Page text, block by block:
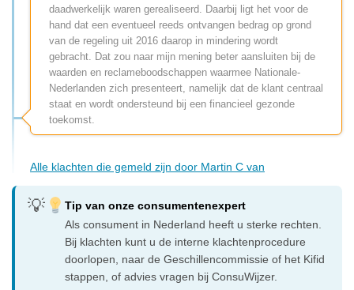
daadwerkelijk waren gerealiseerd. Daarbij ligt het voor de
hand dat een eventueel reeds ontvangen bedrag op grond
van de regeling uit 2016 daarop in mindering wordt
gebracht. Dat zou naar mijn mening beter aansluiten bij de
waarden en reclameboodschappen waarmee Nationale-
Nederlanden zich presenteert, namelijk dat de klant centraal
staat en wordt ondersteund bij een financieel gezonde
toekomst.
Alle klachten die gemeld zijn door Martin C van
Tip van onze consumentenexpert
Als consument in Nederland heeft u sterke rechten.
Bij klachten kunt u de interne klachtenprocedure
doorlopen, naar de Geschillencommissie of het Kifid
stappen, of advies vragen bij ConsuWijzer.